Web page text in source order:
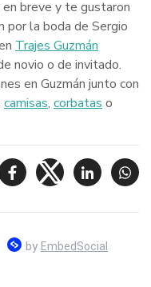
en breve y te gustaron
por la boda de Sergio
Trajes Guzmán
novio o de invitado.
en Guzmán junto con
camisas, corbatas o